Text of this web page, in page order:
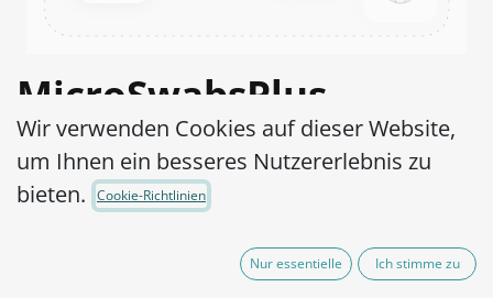
MicroSwabsPlus
Yersinia enterocolitica
WDCM 00160-ATCC®
MS2Y0020010
Wir verwenden Cookies auf dieser Website,
um Ihnen ein besseres Nutzererlebnis zu
bieten.
Cookie-Richtlinien
Nur essentielle Ich stimme zu